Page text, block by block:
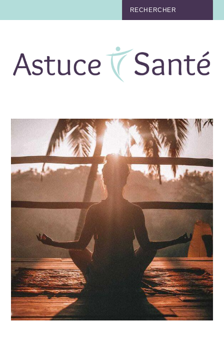
TABAC
NUTRITION
MÉDECINE
SANTÉ BUCCO-DENTAIRE
SEXUALITÉ
SENIOR
CONTACT